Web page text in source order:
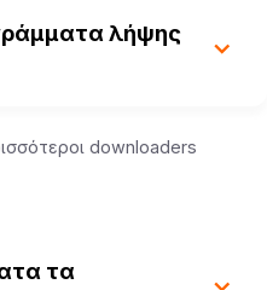
λήψης
downloaders
τα